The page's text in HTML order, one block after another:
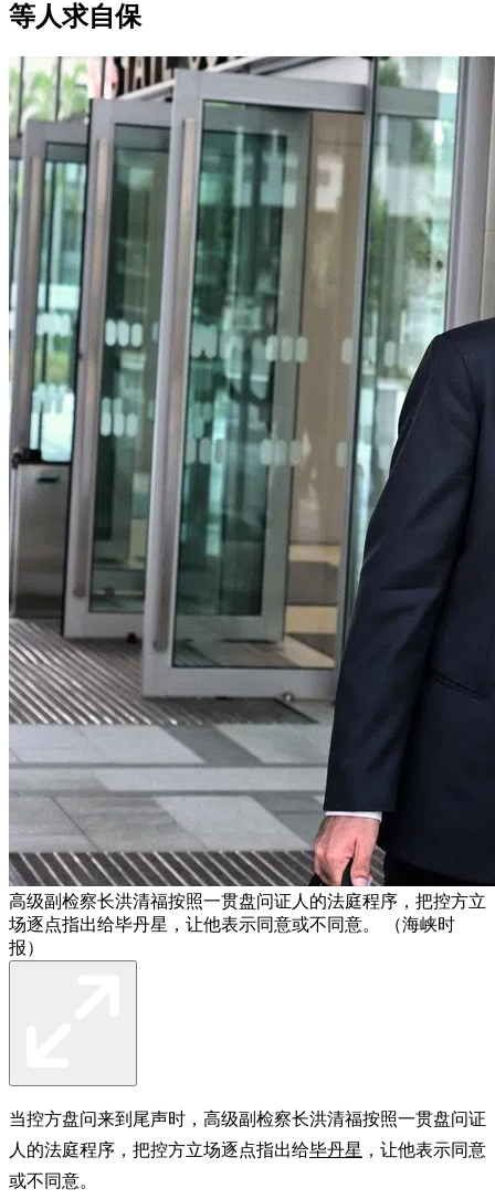
等人求自保
高级副检察长洪清福按照一贯盘问证人的法庭程序，把控方立
场逐点指出给毕丹星，让他表示同意或不同意。 （海峡时
报）
当控方盘问来到尾声时，高级副检察长洪清福按照一贯盘问证
人的法庭程序，把控方立场逐点指出给毕丹星 ，让他表示同意
或不同意。